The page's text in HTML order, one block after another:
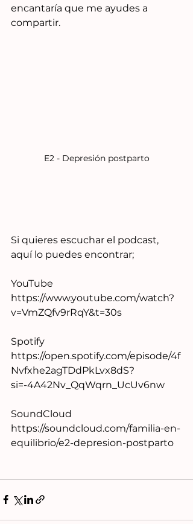
encantaría que me ayudes a
compartir.
E2 - Depresión postparto
Si quieres escuchar el podcast,
aquí lo puedes encontrar;
YouTube
https://www.youtube.com/watch?
v=VmZQfv9rRqY&t=30s
Spotify
https://open.spotify.com/episode/4f
Nvfxhe2agTDdPkLvx8dS?
si=-4A42Nv_QqWqrn_UcUv6nw
SoundCloud
https://soundcloud.com/familia-en-
equilibrio/e2-depresion-postparto